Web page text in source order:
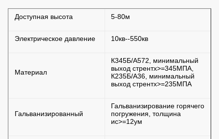
Доступная высота 5-80м
Электрическое давление 10кв--550кв
Материал
К345Б/А572, минимальный
выход стрентх>=345МПА,
К235Б/А36, минимальный
выход стрентх>=235МПА
Гальванизированный
Гальванизирование горячего
погружения, толщина
ис>=12ум